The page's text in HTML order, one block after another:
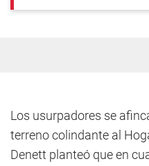
Los usurpadores se
terreno colindante al
Denett planteó que en